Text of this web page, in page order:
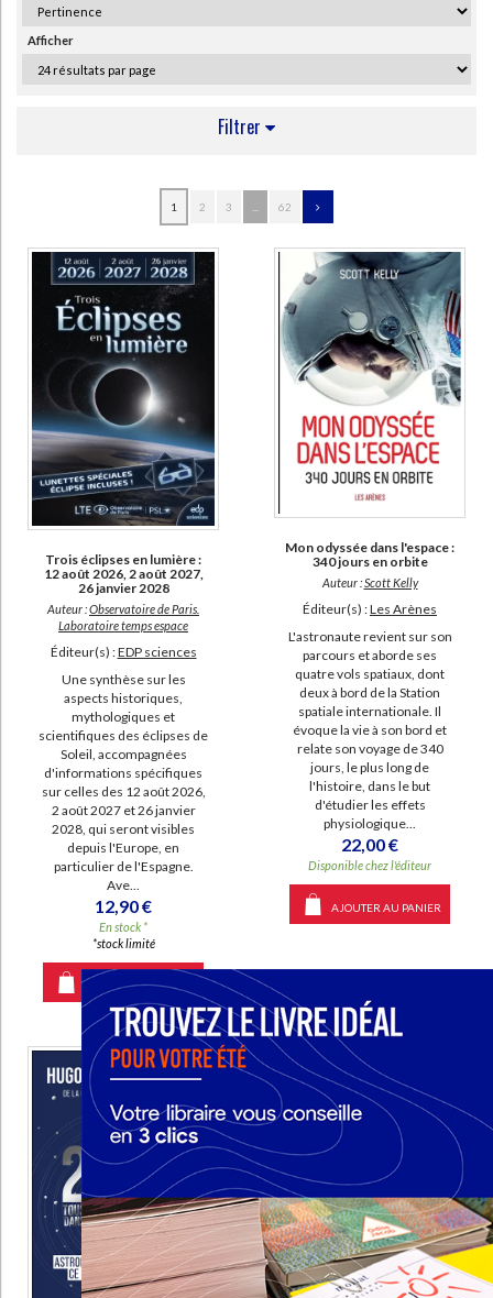
CHARGEMENT...
Classiques scolaires
Ecologie - Environnement
Afficher
Filtrer
Flammarion, Camille (41)
Reeves, Hubert (33)
Arago, François (17)
Lequeux, James (17)
Luminet, Jean-Pierre (16)
Guillemin, Amédée (15)
Encrenaz, Thérèse (11)
Trinh, Xuan Thuan (11)
SUPPORT
livre (722)
IAD (716)
poche (15)
revue (15)
coffret (5)
document-audio (4)
logiciel-educatif (2)
SÉRIE
Lalandiana (3)
Oral de mathématiques des grandes écoles : analyse (3)
Traversée culturelle dans les archives de l'espace (3)
Correspondance de Johannes Hevelius (2)
Dernières nouvelles du cosmos (2)
L'astronomie à la portée de tous (2)
L'ordinateur d'Archimède (2)
Le Système solaire (2)
DISPONIBILITÉ
epuise (1495)
disponible (1479)
manquant (43)
a-paraitre (33)
1 2 3 62
Trois éclipses en lumière :
12 août 2026, 2 août 2027,
26 janvier 2028
Auteur :Observatoire de Paris.
Laboratoire temps espace
Éditeur(s) :EDP sciences
Une synthèse sur les
aspects historiques,
mythologiques et
scientifiques des éclipses de
Soleil, accompagnées
d'informations spécifiques
sur celles des 12 août 2026,
2 août 2027 et 26 janvier
2028, qui seront visibles
depuis l'Europe, en
particulier de l'Espagne.
Ave...
12,90 €
En stock *
*stock limité
AJOUTER AU PANIER
Mon odyssée dans l'espace :
340 jours en orbite
Auteur :Scott Kelly
Éditeur(s) :Les Arènes
L'astronaute revient sur son
parcours et aborde ses
quatre vols spatiaux, dont
deux à bord de la Station
spatiale internationale. Il
évoque la vie à son bord et
relate son voyage de 340
jours, le plus long de
l'histoire, dans le but
d'étudier les effets
physiologique...
22,00 €
Disponible chez l'éditeur
AJOUTER AU PANIER